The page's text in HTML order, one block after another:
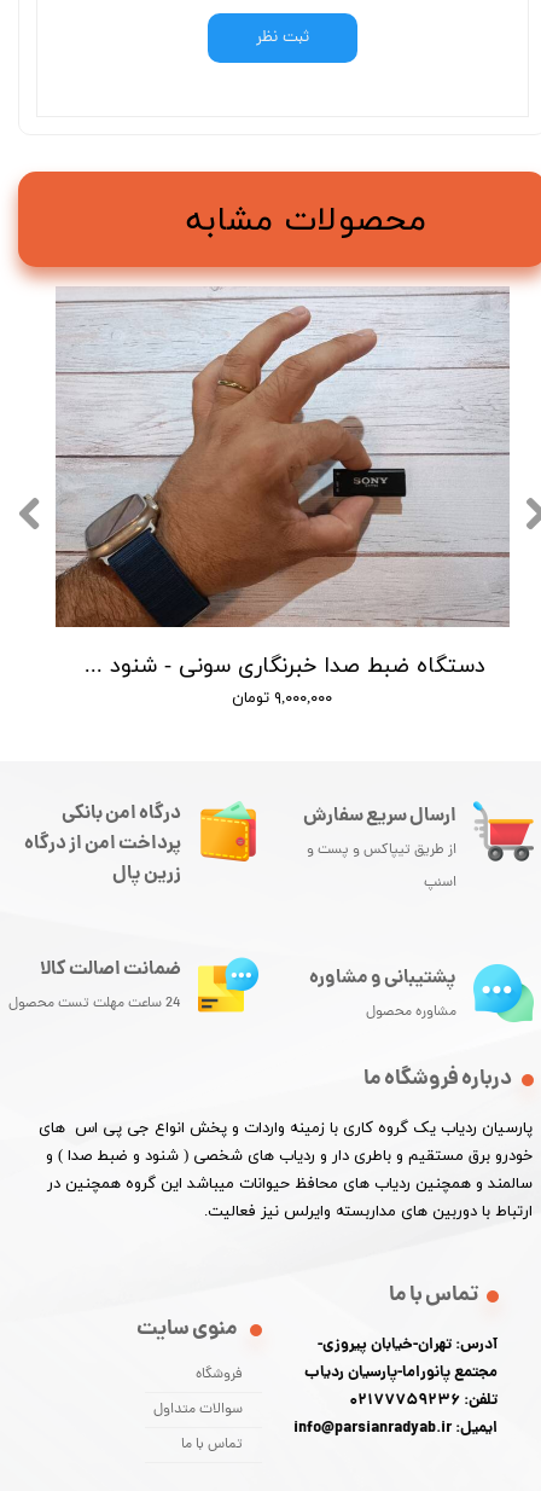
ثبت نظر
دستگاه ضبط صدا خبرنگاری سونی - شنود صدا
۹,۰۰۰,۰۰۰ تومان
محصولات مشابه
ارسال سریع سفارش
از طریق تیپاکس و پست و
اسنپ
درباره فروشگاه ما
پارسیان ردیاب یک گروه کاری با زمینه واردات و پخش انواع جی پی اس های
خودرو برق مستقیم و باطری دار و ردیاب های شخصی ( شنود و ضبط صدا ) و
سالمند و همچنین ردیاب های محافظ حیوانات میباشد این گروه همچنین در
ارتباط با دوربین های مداربسته وایرلس نیز فعالیت.​​​​​​​
منوی سایت
فروشگاه
سوالات متداول
تماس با ما
تماس با ما
آدرس: تهران-خیابان پیروزی-
مجتمع پانوراما-پارسیان ردیاب
تلفن: 02177759236
ایمیل: info@parsianradyab.ir
درگاه امن بانکی
پرداخت امن از درگاه
زرین پال
پشتیبانی و مشاوره
مشاوره محصول
ضمانت اصالت کالا
24 ساعت مهلت تست محصول